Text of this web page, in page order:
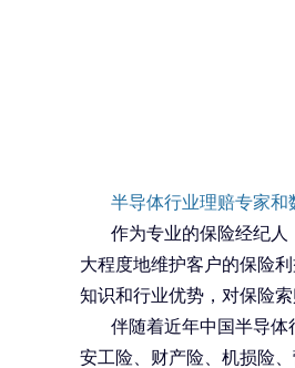
半导体行业理赔专家和
作为专业的保险经纪
大程度地维护客户的保险
知识和行业优势，对保险
伴随着近年中国半导
安工险、财产险、机损险